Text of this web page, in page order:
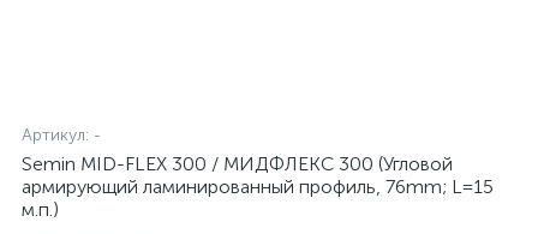
Артикул: -
Semin MID-FLEX 300 / МИДФЛЕКС 300 (Угловой
армирующий ламинированный профиль, 76mm; L=15
м.п.)